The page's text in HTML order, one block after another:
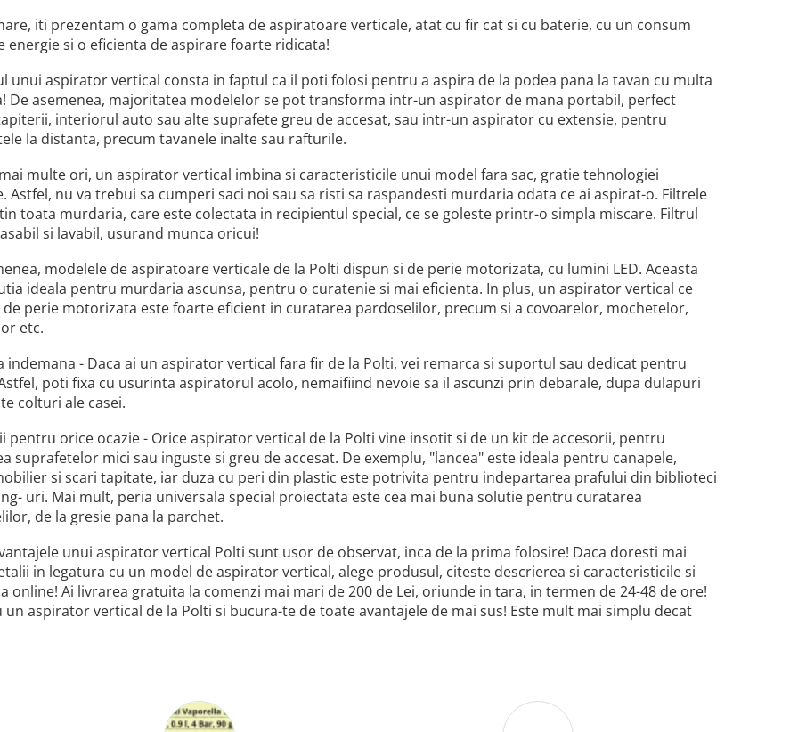
iti prezentam o gama completa de aspiratoare verticale, atat cu fir cat si cu baterie, cu un consum
energie si o eficienta de aspirare foarte ridicata!
unui aspirator vertical consta in faptul ca il poti folosi pentru a aspira de la podea pana la tavan cu multa
De asemenea, majoritatea modelelor se pot transforma intr-un aspirator de mana portabil, perfect
interiorul auto sau alte suprafete greu de accesat, sau intr-un aspirator cu extensie, pentru
la distanta, precum tavanele inalte sau rafturile.
multe ori, un aspirator vertical imbina si caracteristicile unui model fara sac, gratie tehnologiei
Astfel, nu va trebui sa cumperi saci noi sau sa risti sa raspandesti murdaria odata ce ai aspirat-o. Filtrele
toata murdaria, care este colectata in recipientul special, ce se goleste printr-o simpla miscare. Filtrul
si lavabil, usurand munca oricui!
modelele de aspiratoare verticale de la Polti dispun si de perie motorizata, cu lumini LED. Aceasta
ideala pentru murdaria ascunsa, pentru o curatenie si mai eficienta. In plus, un aspirator vertical ce
de perie motorizata este foarte eficient in curatarea pardoselilor, precum si a covoarelor, mochetelor,
etc.
indemana - Daca ai un aspirator vertical fara fir de la Polti, vei remarca si suportul sau dedicat pentru
poti fixa cu usurinta aspiratorul acolo, nemaifiind nevoie sa il ascunzi prin debarale, dupa dulapuri
colturi ale casei.
pentru orice ocazie - Orice aspirator vertical de la Polti vine insotit si de un kit de accesorii, pentru
suprafetelor mici sau inguste si greu de accesat. De exemplu, "lancea" este ideala pentru canapele,
si scari tapitate, iar duza cu peri din plastic este potrivita pentru indepartarea prafului din biblioteci
uri. Mai mult, peria universala special proiectata este cea mai buna solutie pentru curatarea
de la gresie pana la parchet.
unui aspirator vertical Polti sunt usor de observat, inca de la prima folosire! Daca doresti mai
in legatura cu un model de aspirator vertical, alege produsul, citeste descrierea si caracteristicile si
online! Ai livrarea gratuita la comenzi mai mari de 200 de Lei, oriunde in tara, in termen de 24-48 de ore!
un aspirator vertical de la Polti si bucura-te de toate avantajele de mai sus! Este mult mai simplu decat